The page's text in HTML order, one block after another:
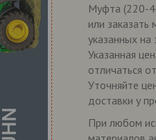
Муфта (220-
или заказать
указанных на
Указанная
отличаться
Уточняйте
доставки у
При любом